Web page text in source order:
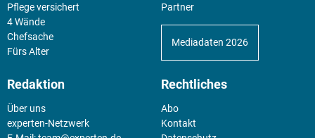
Pflege versichert
4 Wände
Chefsache
Fürs Alter
Partner
Mediadaten 2026
Redaktion
Über uns
experten-Netzwerk
Rechtliches
Abo
Kontakt